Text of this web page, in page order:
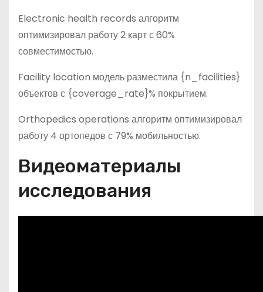
Electronic health records алгоритм
оптимизировал работу 2 карт с 60%
совместимостью.
Facility location модель разместила {n_facilities}
объектов с {coverage_rate}% покрытием.
Orthopedics operations алгоритм оптимизировал
работу 4 ортопедов с 79% мобильностью.
Видеоматериалы
исследования